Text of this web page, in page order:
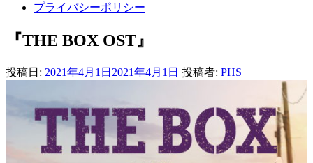
プライバシーポリシー
『THE BOX OST』
投稿日: 2021年4月1日 2021年4月1日 投稿者: PHS